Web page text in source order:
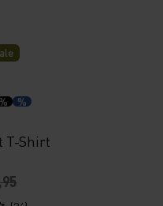
%
T-Shirt